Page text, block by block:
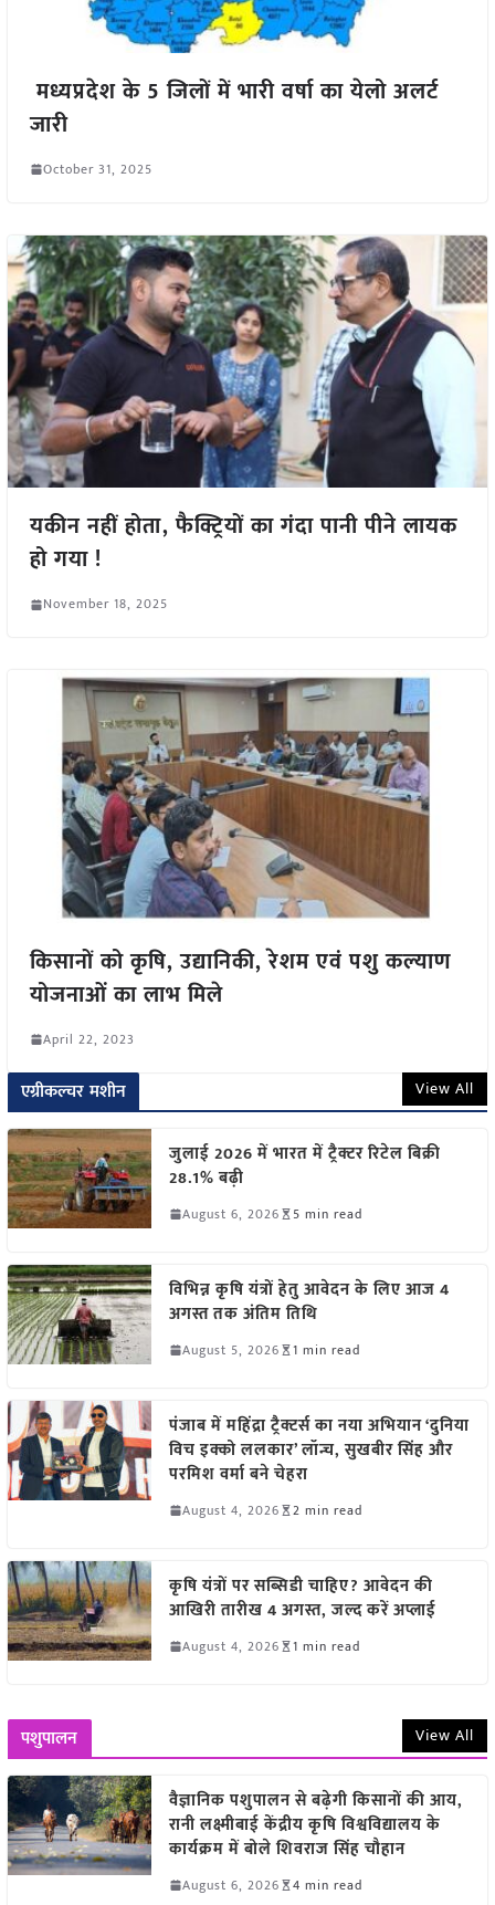
मध्यप्रदेश के 5 जिलों में भारी वर्षा का येलो अलर्ट
जारी
October 31, 2025
यकीन नहीं होता, फैक्ट्रियों का गंदा पानी पीने लायक
हो गया !
November 18, 2025
किसानों को कृषि, उद्यानिकी, रेशम एवं पशु कल्याण
योजनाओं का लाभ मिले
April 22, 2023
एग्रीकल्चर मशीन View All
जुलाई 2026 में भारत में ट्रैक्टर रिटेल बिक्री
28.1% बढ़ी
August 6, 2026 5 min read
विभिन्न कृषि यंत्रों हेतु आवेदन के लिए आज 4
अगस्त तक अंतिम तिथि
August 5, 2026 1 min read
पंजाब में महिंद्रा ट्रैक्टर्स का नया अभियान ‘दुनिया
विच इक्को ललकार’ लॉन्च, सुखबीर सिंह और
परमिश वर्मा बने चेहरा
August 4, 2026 2 min read
कृषि यंत्रों पर सब्सिडी चाहिए? आवेदन की
आखिरी तारीख 4 अगस्त, जल्द करें अप्लाई
August 4, 2026 1 min read
पशुपालन View All
वैज्ञानिक पशुपालन से बढ़ेगी किसानों की आय,
रानी लक्ष्मीबाई केंद्रीय कृषि विश्वविद्यालय के
कार्यक्रम में बोले शिवराज सिंह चौहान
August 6, 2026 4 min read